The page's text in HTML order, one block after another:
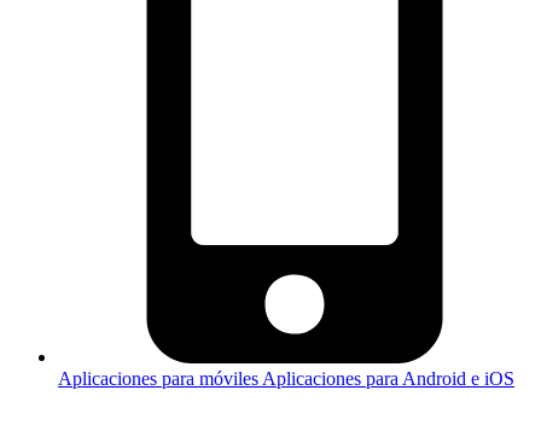
Aplicaciones para móviles Aplicaciones para Android e iOS